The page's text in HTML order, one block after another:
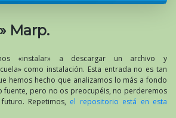
Marp.
«instalar» a descargar un archivo y
como instalación. Esta entrada no es tan
hemos hecho que analizamos lo más a fondo
fuente, pero no os preocupéis, no perderemos
Repetimos, el repositorio está en esta